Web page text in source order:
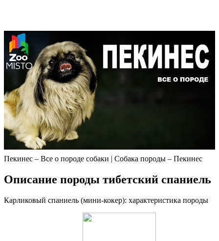
Пекинес – Все о породе собаки | Собака породы – Пекинес
Описание породы тибетский спаниель
Карликовый спаниель (мини-кокер): характеристика породы